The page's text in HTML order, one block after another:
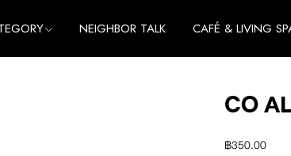
NEIGHBOR TALK CAFÉ & LIVING
CO
฿350.00